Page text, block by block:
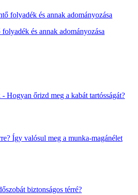
és annak adományozása
Hogyan őrizd meg a kabát tartósságát?
Így valósul meg a munka-magánélet
biztonságos térré?